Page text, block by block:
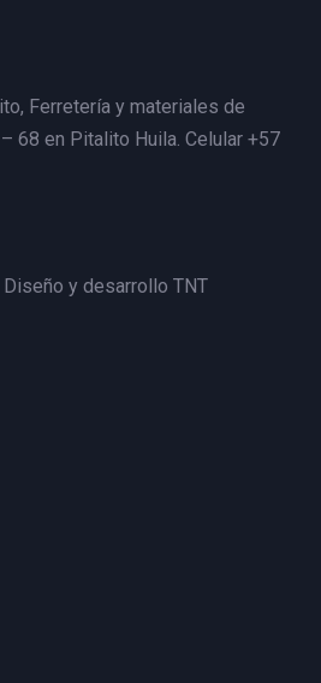
Ferretería y materiales de
68 en Pitalito Huila. Celular +57
y desarrollo TNT